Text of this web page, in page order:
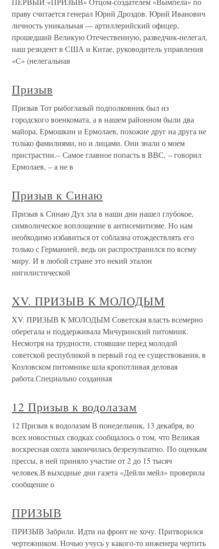
праву считается генерал Юрий Дроздов. Юрий Иванович
личность уникальная — артиллерийский офицер,
прошедший Великую Отечественную, разведчик-нелегал,
наш резидент в США и Китае, руководитель управления
«С» (нелегальная
Призыв
Призыв Тот рыбоглазый подполковник был из
городского военкомата, а в нашем районном были два
майора, Ермошкин и Ермолаев, похожие друг на друга не
только фамилиями, но и лицами. Они знали о моем
пристрастии.– Самое главное попасть в ВВС, – говорил
Ермолаев, – а не в
Призыв к Синаю
Призыв к Синаю Дух зла в наши дни нашел глубокое,
символическое воплощение в антисемитизме. Но нам
необходимо избавиться от соблазна отождествлять его
только с Германией, ведь он распространился по всему
миру. И в любой стране это некий эталон
нигилистической
XV. ПРИЗЫВ К МОЛОДЫМ
XV. ПРИЗЫВ К МОЛОДЫМ Советская власть всемерно
оберегала и поддерживала Мичуринский питомник.
Несмотря на трудности, стоявшие перед молодой
советской республикой в первый год ее существования, в
Козловском питомнике шла кропотливая деловая
работа.Специально созданная
12 Призыв к водолазам
12 Призыв к водолазам В понедельник, 13 декабря, во
всех новостных сводках сообщалось о том, что Великая
воскресная охота закончилась безрезультатно. По оценкам
прессы, в ней приняло участие от 2 до 15 тысяч
человек.В выходные дни газета «Дейли мейл» проверила
сообщение о
ПРИЗЫВ
ПРИЗЫВ Забрили. Идти на фронт не хочу. Притворился
чертежником. Ночью учусь у какого-то инженера чертить